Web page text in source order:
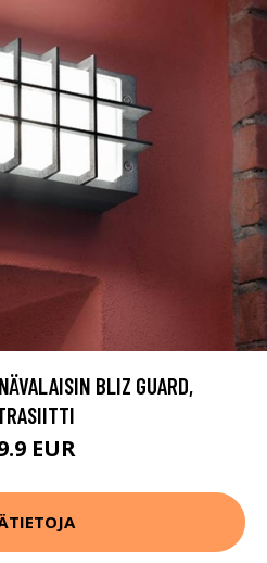
BLIZ GUARD,
EUR